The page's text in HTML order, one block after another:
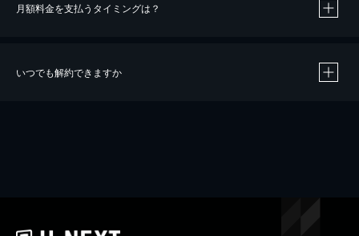
※40％ポイント還元の対象は、クレジットカード決済による作品の購入 / レンタルです。
iOSアプリのUコイン決済による作品の購入 / レンタルは、20％のポイント還元です。
月額料金を支払うタイミングは？
いつでも解約できますか